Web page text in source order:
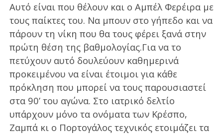
Αυτό είναι που θέλουν και ο Αμπέλ Φερέιρα με
τους παίκτες του. Να μπουν στο γήπεδο και να
πάρουν τη νίκη που θα τους φέρει ξανά στην
πρώτη θέση της βαθμολογίας.Για να το
πετύχουν αυτό δουλεύουν καθημερινά
προκειμένου να είναι έτοιμοι για κάθε
πρόκληση που μπορεί να τους παρουσιαστεί
στα 90’ του αγώνα. Στο ιατρικό δελτίο
υπάρχουν μόνο τα ονόματα των Κρέσπο,
Ζαμπά κι ο Πορτογάλος τεχνικός ετοιμάζει τα